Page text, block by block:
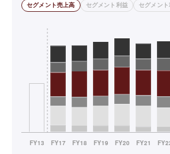
セグメント売上高 セグメント利益 セグメント